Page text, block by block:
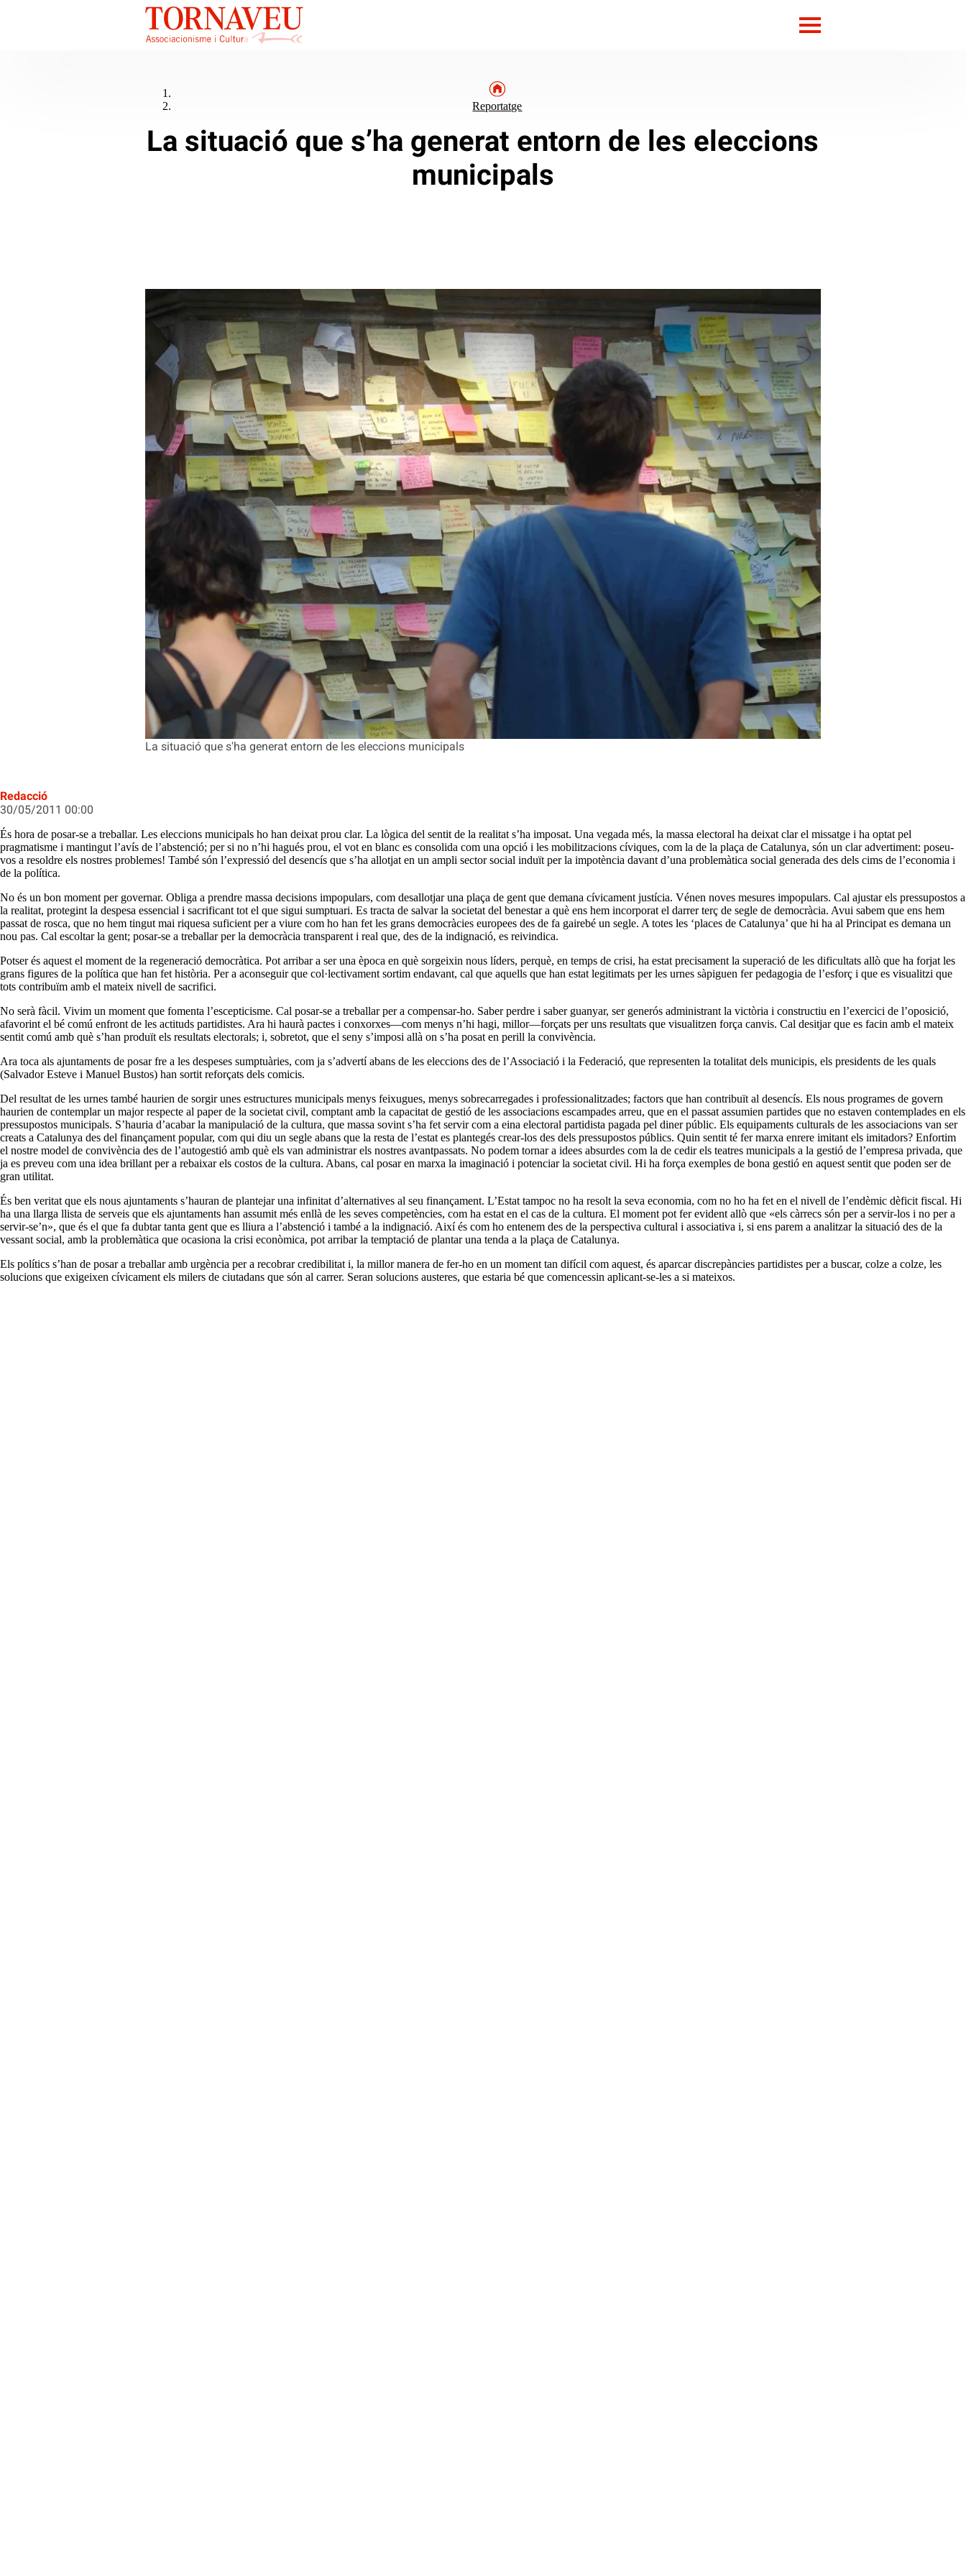
La situació que s'ha generat entorn de les eleccions municipals
Reportatge
La situació que s’ha generat entorn de les eleccions
municipals
Redacció
30/05/2011 00:00
És hora de posar-se a treballar. Les eleccions municipals ho han deixat prou clar. La lògica del sentit de la realitat s’ha imposat. Una vegada més, la massa electoral ha deixat clar el missatge i ha optat pel
pragmatisme i mantingut l’avís de l’abstenció; per si no n’hi hagués prou, el vot en blanc es consolida com una opció i les mobilitzacions cíviques, com la de la plaça de Catalunya, són un clar advertiment: poseu-
vos a resoldre els nostres problemes! També són l’expressió del desencís que s’ha allotjat en un ampli sector social induït per la impotència davant d’una problemàtica social generada des dels cims de l’economia i
de la política.
No és un bon moment per governar. Obliga a prendre massa decisions impopulars, com desallotjar una plaça de gent que demana cívicament justícia. Vénen noves mesures impopulars. Cal ajustar els pressupostos a
la realitat, protegint la despesa essencial i sacrificant tot el que sigui sumptuari. Es tracta de salvar la societat del benestar a què ens hem incorporat el darrer terç de segle de democràcia. Avui sabem que ens hem
passat de rosca, que no hem tingut mai riquesa suficient per a viure com ho han fet les grans democràcies europees des de fa gairebé un segle. A totes les ‘places de Catalunya’ que hi ha al Principat es demana un
nou pas. Cal escoltar la gent; posar-se a treballar per la democràcia transparent i real que, des de la indignació, es reivindica.
Potser és aquest el moment de la regeneració democràtica. Pot arribar a ser una època en què sorgeixin nous líders, perquè, en temps de crisi, ha estat precisament la superació de les dificultats allò que ha forjat les
grans figures de la política que han fet història. Per a aconseguir que col·lectivament sortim endavant, cal que aquells que han estat legitimats per les urnes sàpiguen fer pedagogia de l’esforç i que es visualitzi que
tots contribuïm amb el mateix nivell de sacrifici.
No serà fàcil. Vivim un moment que fomenta l’escepticisme. Cal posar-se a treballar per a compensar-ho. Saber perdre i saber guanyar, ser generós administrant la victòria i constructiu en l’exercici de l’oposició,
afavorint el bé comú enfront de les actituds partidistes. Ara hi haurà pactes i conxorxes—com menys n’hi hagi, millor—forçats per uns resultats que visualitzen força canvis. Cal desitjar que es facin amb el mateix
sentit comú amb què s’han produït els resultats electorals; i, sobretot, que el seny s’imposi allà on s’ha posat en perill la convivència.
Ara toca als ajuntaments de posar fre a les despeses sumptuàries, com ja s’advertí abans de les eleccions des de l’Associació i la Federació, que representen la totalitat dels municipis, els presidents de les quals
(Salvador Esteve i Manuel Bustos) han sortit reforçats dels comicis.
Del resultat de les urnes també haurien de sorgir unes estructures municipals menys feixugues, menys sobrecarregades i professionalitzades; factors que han contribuït al desencís. Els nous programes de govern
haurien de contemplar un major respecte al paper de la societat civil, comptant amb la capacitat de gestió de les associacions escampades arreu, que en el passat assumien partides que no estaven contemplades en els
pressupostos municipals. S’hauria d’acabar la manipulació de la cultura, que massa sovint s’ha fet servir com a eina electoral partidista pagada pel diner públic. Els equipaments culturals de les associacions van ser
creats a Catalunya des del finançament popular, com qui diu un segle abans que la resta de l’estat es plantegés crear-los des dels pressupostos públics. Quin sentit té fer marxa enrere imitant els imitadors? Enfortim
el nostre model de convivència des de l’autogestió amb què els van administrar els nostres avantpassats. No podem tornar a idees absurdes com la de cedir els teatres municipals a la gestió de l’empresa privada, que
ja es preveu com una idea brillant per a rebaixar els costos de la cultura. Abans, cal posar en marxa la imaginació i potenciar la societat civil. Hi ha força exemples de bona gestió en aquest sentit que poden ser de
gran utilitat.
És ben veritat que els nous ajuntaments s’hauran de plantejar una infinitat d’alternatives al seu finançament. L’Estat tampoc no ha resolt la seva economia, com no ho ha fet en el nivell de l’endèmic dèficit fiscal. Hi
ha una llarga llista de serveis que els ajuntaments han assumit més enllà de les seves competències, com ha estat en el cas de la cultura. El moment pot fer evident allò que «els càrrecs són per a servir-los i no per a
servir-se’n», que és el que fa dubtar tanta gent que es lliura a l’abstenció i també a la indignació. Així és com ho entenem des de la perspectiva cultural i associativa i, si ens parem a analitzar la situació des de la
vessant social, amb la problemàtica que ocasiona la crisi econòmica, pot arribar la temptació de plantar una tenda a la plaça de Catalunya.
Els polítics s’han de posar a treballar amb urgència per a recobrar credibilitat i, la millor manera de fer-ho en un moment tan difícil com aquest, és aparcar discrepàncies partidistes per a buscar, colze a colze, les
solucions que exigeixen cívicament els milers de ciutadans que són al carrer. Seran solucions austeres, que estaria bé que comencessin aplicant-se-les a si mateixos.